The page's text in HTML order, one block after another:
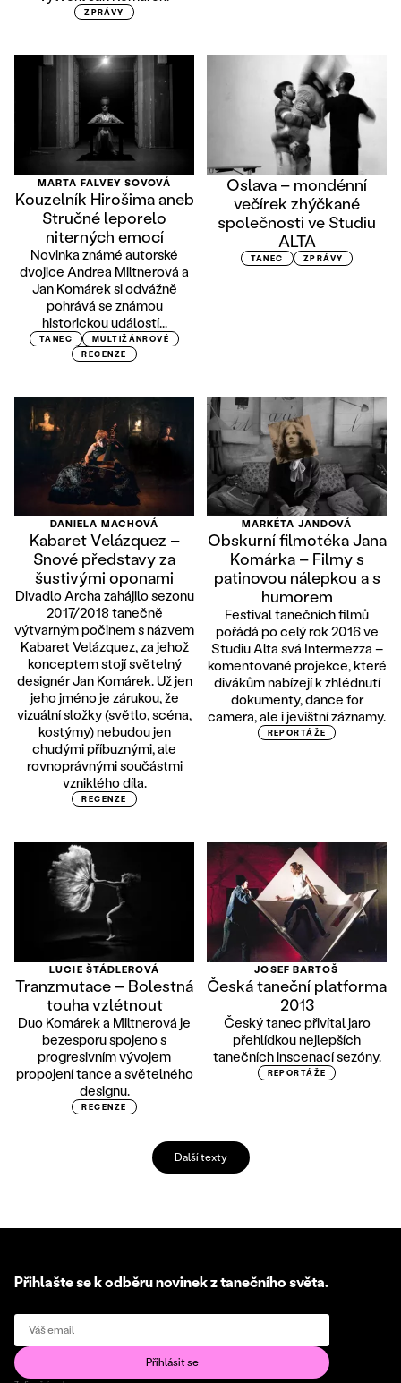
ZPRÁVY
MARTA FALVEY SOVOVÁ
Kouzelník Hirošima aneb
Stručné leporelo
niterných emocí
Novinka známé autorské
dvojice Andrea Miltnerová a
Jan Komárek si odvážně
pohrává se známou
historickou událostí...
TANEC
MULTIŽÁNROVÉ
RECENZE
Oslava – mondénní
večírek zhýčkané
společnosti ve Studiu
ALTA
TANEC ZPRÁVY
DANIELA MACHOVÁ
Kabaret Velázquez –
Snové představy za
šustivými oponami
Divadlo Archa zahájilo sezonu
2017/2018 tanečně
výtvarným počinem s názvem
Kabaret Velázquez, za jehož
konceptem stojí světelný
designér Jan Komárek. Už jen
jeho jméno je zárukou, že
vizuální složky (světlo, scéna,
kostýmy) nebudou jen
chudými příbuznými, ale
rovnoprávnými součástmi
vzniklého díla.
RECENZE
MARKÉTA JANDOVÁ
Obskurní filmotéka Jana
Komárka – Filmy s
patinovou nálepkou a s
humorem
Festival tanečních filmů
pořádá po celý rok 2016 ve
Studiu Alta svá Intermezza –
komentované projekce, které
divákům nabízejí k zhlédnutí
dokumenty, dance for
camera, ale i jevištní záznamy.
REPORTÁŽE
LUCIE ŠTÁDLEROVÁ
Tranzmutace – Bolestná
touha vzlétnout
Duo Komárek a Miltnerová je
bezesporu spojeno s
progresivním vývojem
propojení tance a světelného
designu.
RECENZE
JOSEF BARTOŠ
Česká taneční platforma
2013
Český tanec přivítal jaro
přehlídkou nejlepších
tanečních inscenací sezóny.
REPORTÁŽE
Další texty
Přihlašte se k odběru novinek z tanečního světa.